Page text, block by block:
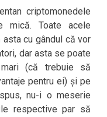
criptomonedele
mică. Toate acele
cu gândul că vor
dar asta se poate
(că trebuie să
pentru ei) și pe
nu-i o meserie
respective par să